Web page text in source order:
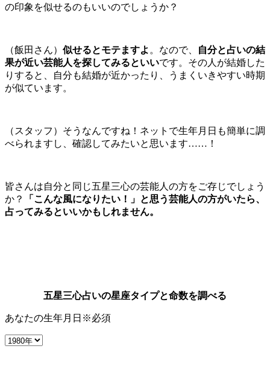
の印象を似せるのもいいのでしょうか？
（飯田さん） 似せるとモテますよ 。なので、
自分と占いの結
果が近い芸能人を探してみるといいです。その人が結婚した
りすると、自分も結婚が近かったり、うまくいきやすい時期
が似ています。
（スタッフ）そうなんですね！ネットで生年月日も簡単に調
べられますし、確認してみたいと思います……！
皆さんは自分と同じ五星三心の芸能人の方をご存じでしょう
か？
「こんな風になりたい！」と思う芸能人の方がいたら、
占ってみるといいかもしれません。
五星三心占いの星座タイプと命数を調べる
あなたの生年月日 ※必須